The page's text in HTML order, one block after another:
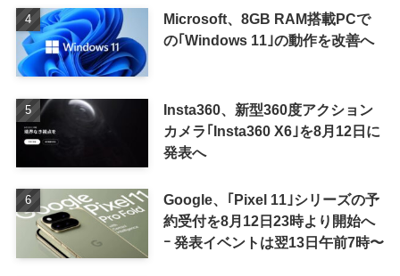
Microsoft、8GB RAM搭載PCで
の｢Windows 11｣の動作を改善へ
Insta360、新型360度アクション
カメラ｢Insta360 X6｣を8月12日に
発表へ
Google、｢Pixel 11｣シリーズの予
約受付を8月12日23時より開始へ
ｰ 発表イベントは翌13日午前7時〜